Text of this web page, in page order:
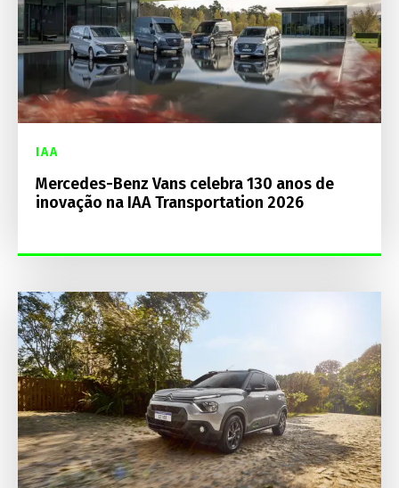
IAA
Mercedes-Benz Vans celebra 130 anos de
inovação na IAA Transportation 2026